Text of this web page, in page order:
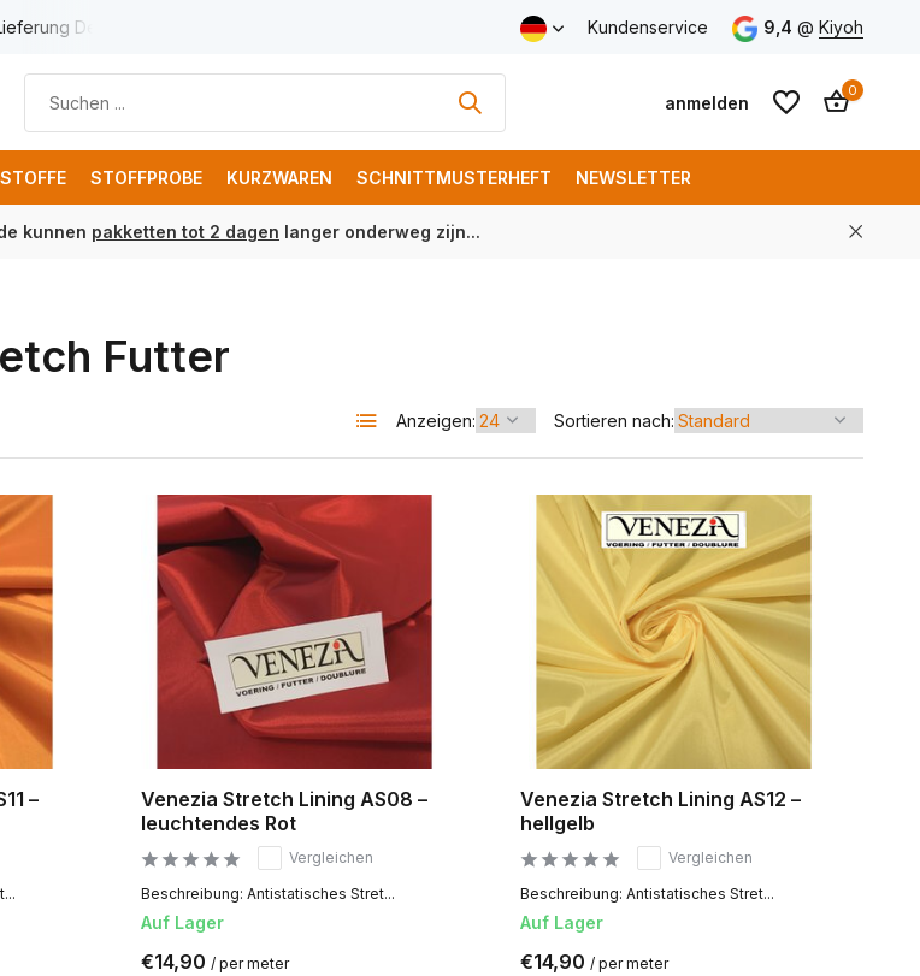
Versand ab € 150 (DE) Kundenservice 9,4 @ Kiyoh
anmelden
0
STOFFPROBE KURZWAREN SCHNITTMUSTERHEFT NEWSLETTER
kunnen pakketten tot 2 dagen langer onderweg zijn...
Futter
Anzeigen: Sortieren nach:
–
Venezia Stretch Lining AS08 –
leuchtendes Rot
Vergleichen
Beschreibung: Antistatisches Stret...
Auf Lager
€14,90 / per meter
Venezia Stretch Lining AS12 –
hellgelb
Vergleichen
Beschreibung: Antistatisches Stret...
Auf Lager
€14,90 / per meter